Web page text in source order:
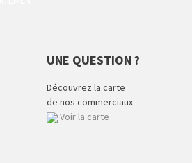
UNE QUESTION ?
Découvrez la carte
de nos commerciaux
Voir la carte